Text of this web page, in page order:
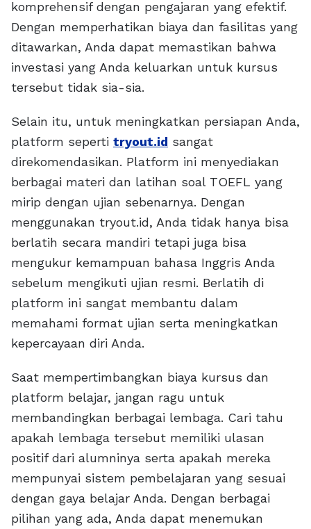
komprehensif dengan pengajaran yang efektif.
Dengan memperhatikan biaya dan fasilitas yang
ditawarkan, Anda dapat memastikan bahwa
investasi yang Anda keluarkan untuk kursus
tersebut tidak sia-sia.
Selain itu, untuk meningkatkan persiapan Anda,
platform seperti tryout.id sangat
direkomendasikan. Platform ini menyediakan
berbagai materi dan latihan soal TOEFL yang
mirip dengan ujian sebenarnya. Dengan
menggunakan tryout.id, Anda tidak hanya bisa
berlatih secara mandiri tetapi juga bisa
mengukur kemampuan bahasa Inggris Anda
sebelum mengikuti ujian resmi. Berlatih di
platform ini sangat membantu dalam
memahami format ujian serta meningkatkan
kepercayaan diri Anda.
Saat mempertimbangkan biaya kursus dan
platform belajar, jangan ragu untuk
membandingkan berbagai lembaga. Cari tahu
apakah lembaga tersebut memiliki ulasan
positif dari alumninya serta apakah mereka
mempunyai sistem pembelajaran yang sesuai
dengan gaya belajar Anda. Dengan berbagai
pilihan yang ada, Anda dapat menemukan